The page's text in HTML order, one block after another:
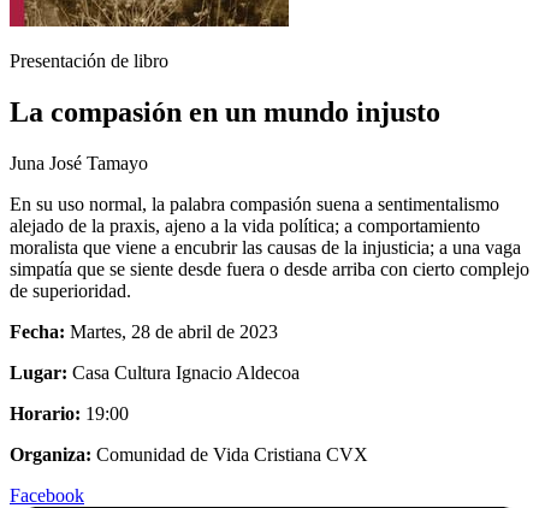
Presentación de libro
La compasión en un mundo injusto
Juna José Tamayo
En su uso normal, la palabra compasión suena a sentimentalismo
alejado de la praxis, ajeno a la vida política; a comportamiento
moralista que viene a encubrir las causas de la injusticia; a una vaga
simpatía que se siente desde fuera o desde arriba con cierto complejo
de superioridad.
Fecha: Martes, 28 de abril de 2023
Lugar: Casa Cultura Ignacio Aldecoa
Horario: 19:00
Organiza: Comunidad de Vida Cristiana CVX
Facebook